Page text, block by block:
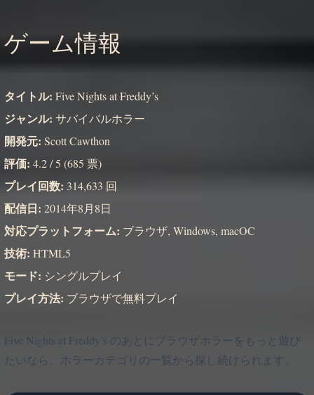
ゲーム情報
タイトル: Five Nights at Freddy’s
ジャンル: サバイバルホラー
開発元: Scott Cawthon
評価: 4.2 / 5 (685 票)
プレイ回数: 314,633 回
配信日: 2014年8月8日
対応プラットフォーム: ブラウザ, Windows, macOC
技術: HTML5
モード: シングルプレイ
プレイ方法: ブラウザで無料プレイ
Five Nights at Freddy’s のあとにブラウザホラーをもっと遊び
たいなら、ホラーカテゴリの一覧から探し続けられます。